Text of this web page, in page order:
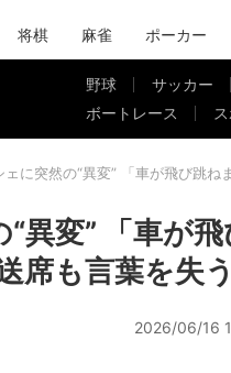
将棋 麻雀 ポーカー
野球 サッカー
ボートレース
に突然の“異変” 「車が飛び跳ね
異変” 「車が飛
席も言葉を失う
2026/06/16